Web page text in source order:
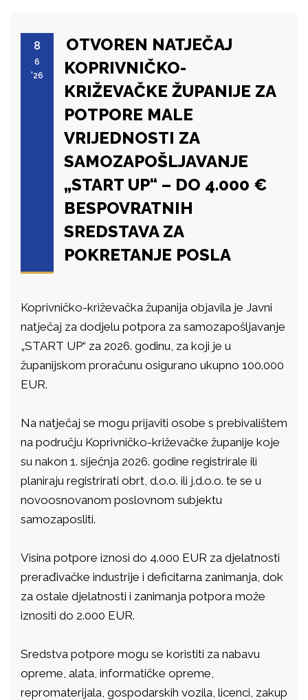
8
6
'26
OTVOREN NATJEČAJ
KOPRIVNIČKO-
KRIŽEVAČKE ŽUPANIJE ZA
POTPORE MALE
VRIJEDNOSTI ZA
SAMOZAPOŠLJAVANJE
„START UP“ – DO 4.000 €
BESPOVRATNIH
SREDSTAVA ZA
POKRETANJE POSLA
Koprivničko-križevačka županija objavila je Javni
natječaj za dodjelu potpora za samozapošljavanje
„START UP“ za 2026. godinu, za koji je u
županijskom proračunu osigurano ukupno 100.000
EUR.
Na natječaj se mogu prijaviti osobe s prebivalištem
na području Koprivničko-križevačke županije koje
su nakon 1. siječnja 2026. godine registrirale ili
planiraju registrirati obrt, d.o.o. ili j.d.o.o. te se u
novoosnovanom poslovnom subjektu
samozaposliti.
Visina potpore iznosi do 4.000 EUR za djelatnosti
prerađivačke industrije i deficitarna zanimanja, dok
za ostale djelatnosti i zanimanja potpora može
iznositi do 2.000 EUR.
Sredstva potpore mogu se koristiti za nabavu
opreme, alata, informatičke opreme,
repromaterijala, gospodarskih vozila, licenci, zakup